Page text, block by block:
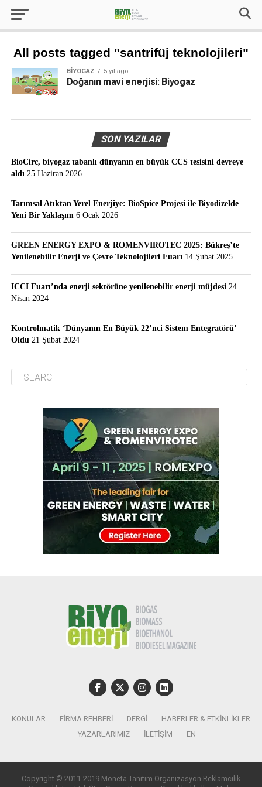
All posts tagged "santrifüj teknolojileri"
BIYOGAZ 5 yıl ago
Doğanın mavi enerjisi: Biyogaz
SON YAZILAR
BioCirc, biyogaz tabanlı dünyanın en büyük CCS tesisini devreye
aldı 25 Haziran 2026
Tarımsal Atıktan Yerel Enerjiye: BioSpice Projesi ile Biyodizelde
Yeni Bir Yaklaşım 6 Ocak 2026
GREEN ENERGY EXPO & ROMENVIROTEC 2025: Bükreş’te
Yenilenebilir Enerji ve Çevre Teknolojileri Fuarı 14 Şubat 2025
ICCI Fuarı’nda enerji sektörüne yenilenebilir enerji müjdesi 24
Nisan 2024
Kontrolmatik ‘Dünyanın En Büyük 22’nci Sistem Entegratörü’
Oldu 21 Şubat 2024
KONULAR FIRMA REHBERI DERGI
HABERLER & ETKINLIKLER
YAZARLARIMIZ
İLETIŞIM EN
Copyright © 2011-2019 Moneta Tanıtım Organizasyon Reklamcılık